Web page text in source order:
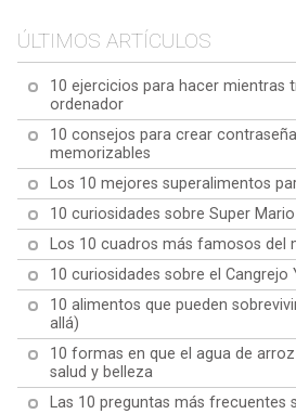
ÚLTIMOS ARTÍCULOS
10 ejercicios para hacer mientras
ordenador
10 consejos para crear
memorizables
Los 10 mejores superalimentos
10 curiosidades sobre Super
Los 10 cuadros más famosos del
10 curiosidades sobre el Cangrejo
10 alimentos que pueden
allá)
10 formas en que el agua de
salud y belleza
Las 10 preguntas más frecuentes